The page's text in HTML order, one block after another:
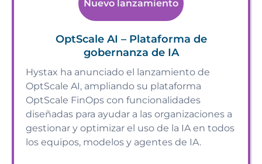
Nuevo lanzamiento
OptScale AI – Plataforma de
gobernanza de IA
Hystax ha anunciado el lanzamiento de
OptScale AI, ampliando su plataforma
OptScale FinOps con funcionalidades
diseñadas para ayudar a las organizaciones a
gestionar y optimizar el uso de la IA en todos
los equipos, modelos y agentes de IA.